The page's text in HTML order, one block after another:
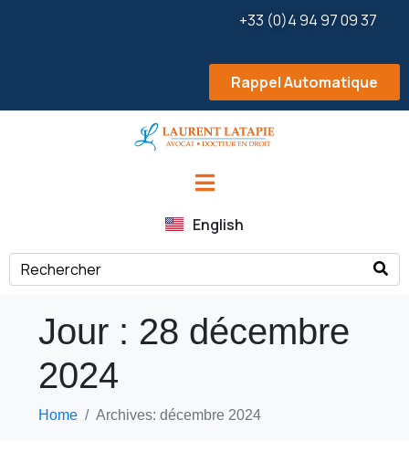
+33 (0)4 94 97 09 37
Rappel Automatique
English
Jour : 28 décembre
2024
Home Archives: décembre 2024